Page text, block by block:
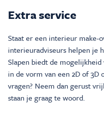
Extra service
Staat er een interieur make-
interieuradviseurs helpen je
Slapen biedt de
in de vorm van een 2D of
vragen? Neem dan gerust
staan je graag te woord.